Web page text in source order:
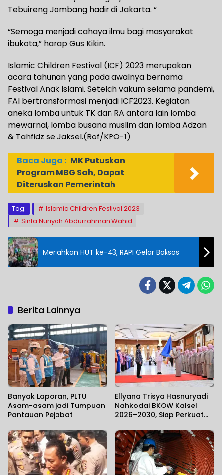
Tebuireng Jombang hadir di Jakarta. “
“Semoga menjadi cahaya ilmu bagi masyarakat
ibukota,” harap Gus Kikin.
Islamic Children Festival (ICF) 2023 merupakan
acara tahunan yang pada awalnya bernama
Festival Anak Islami. Setelah vakum selama pandemi,
FAI bertransformasi menjadi ICF2023. Kegiatan
aneka lomba untuk TK dan RA antara lain lomba
mewarnai, lomba busana muslim dan lomba Adzan
& Tahfidz se Jaksel.(Rof/KPO-1)
Baca Juga : MK Putuskan
Program MBG Sah, Dapat
Diteruskan Pemerintah
Tag:
Islamic Children Festival 2023
Sinta Nuriyah Abdurrahman Wahid
Meriahkan HUT ke-43, RAPI Gelar Baksos
Berita Lainnya
Banyak Laporan, PLTU
Asam-asam jadi Tumpuan
Pantauan Pejabat
Ellyana Trisya Hasnuryadi
Nahkodai BKOW Kalsel
2026–2030, Siap Perkuat
Perempuan